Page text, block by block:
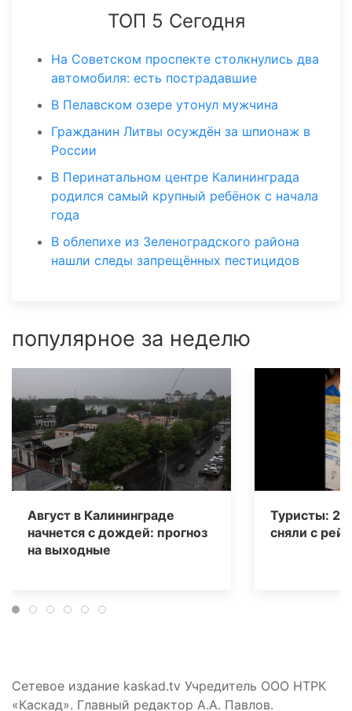
ТОП 5 Сегодня
На Советском проспекте столкнулись два
автомобиля: есть пострадавшие
В Пелавском озере утонул мужчина
Гражданин Литвы осуждён за шпионаж в
России
В Перинатальном центре Калининграда
родился самый крупный ребёнок с начала
года
В облепихе из Зеленоградского района
нашли следы запрещённых пестицидов
популярное за неделю
Август в Калининграде
начнется с дождей: прогноз
на выходные
Туристы: 20
сняли с
Сетевое издание kaskad.tv Учредитель ООО НТРК
«Каскад». Главный редактор А.А. Павлов.